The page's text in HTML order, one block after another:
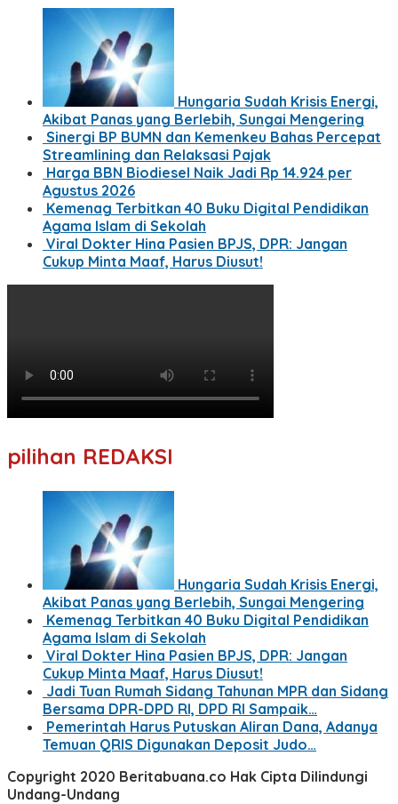
Hungaria Sudah Krisis Energi,
Akibat Panas yang Berlebih, Sungai Mengering
Sinergi BP BUMN dan Kemenkeu Bahas Percepat
Streamlining dan Relaksasi Pajak
Harga BBN Biodiesel Naik Jadi Rp 14.924 per
Agustus 2026
Kemenag Terbitkan 40 Buku Digital Pendidikan
Agama Islam di Sekolah
Viral Dokter Hina Pasien BPJS, DPR: Jangan
Cukup Minta Maaf, Harus Diusut!
pilihan REDAKSI
Hungaria Sudah Krisis Energi,
Akibat Panas yang Berlebih, Sungai Mengering
Kemenag Terbitkan 40 Buku Digital Pendidikan
Agama Islam di Sekolah
Viral Dokter Hina Pasien BPJS, DPR: Jangan
Cukup Minta Maaf, Harus Diusut!
Jadi Tuan Rumah Sidang Tahunan MPR dan Sidang
Bersama DPR-DPD RI, DPD RI Sampaik…
Pemerintah Harus Putuskan Aliran Dana, Adanya
Temuan QRIS Digunakan Deposit Judo…
Copyright 2020 Beritabuana.co Hak Cipta Dilindungi
Undang-Undang